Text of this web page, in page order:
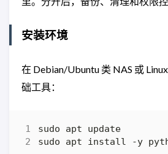
安装环境
在 Debian/Ubuntu 类 NAS 或
础工具：